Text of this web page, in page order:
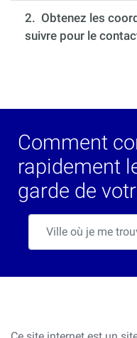
2. Obtenez les
suivre pour le
Comment
rapidement
garde de